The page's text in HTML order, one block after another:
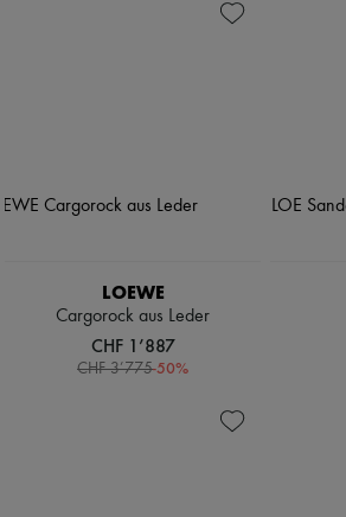
LOEWE
Cargorock aus Leder
CHF 1’887
CHF 3’775-50%